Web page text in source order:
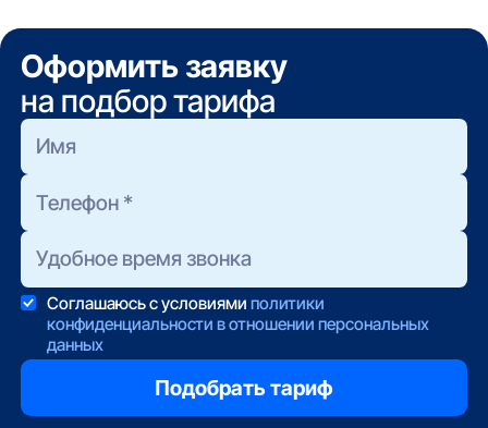
Оформить заявку
на подбор тарифа
Соглашаюсь с условиями политики
конфиденциальности в отношении персональных
данных